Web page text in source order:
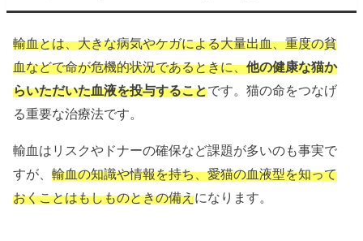
輸血とは、大きな病気やケガによる大量出血、重度の貧
血などで命が危機的状況であるときに、他の健康な猫か
らいただいた血液を投与することです。猫の命をつなげ
る重要な治療法です。
輸血はリスクやドナーの確保など課題が多いのも事実で
すが、輸血の知識や情報を持ち、愛猫の血液型を知って
おくことはもしものときの備えになります。